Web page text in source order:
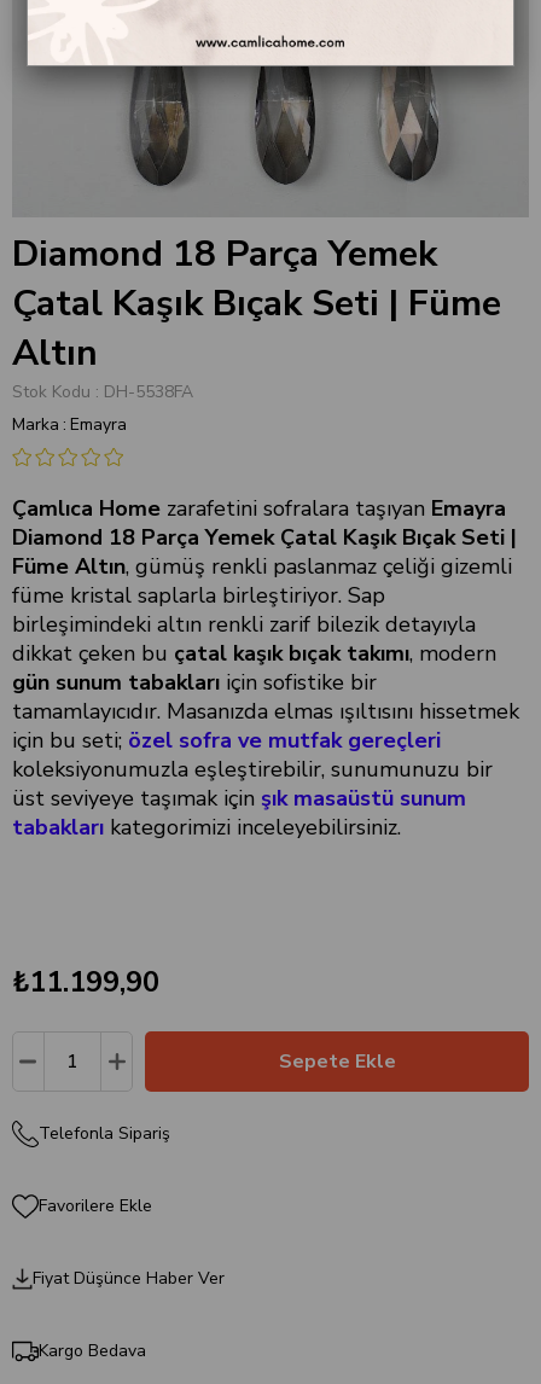
Diamond 18 Parça Yemek
Çatal Kaşık Bıçak Seti | Füme
Altın
Stok Kodu
DH-5538FA
Marka : Emayra
Çamlıca Home zarafetini sofralara taşıyan Emayra
Diamond 18 Parça Yemek Çatal Kaşık Bıçak Seti |
Füme Altın, gümüş renkli paslanmaz çeliği gizemli
füme kristal saplarla birleştiriyor. Sap
birleşimindeki altın renkli zarif bilezik detayıyla
dikkat çeken bu çatal kaşık bıçak takımı, modern
gün sunum tabakları için sofistike bir
tamamlayıcıdır. Masanızda elmas ışıltısını hissetmek
için bu seti; özel sofra ve mutfak gereçleri
koleksiyonumuzla eşleştirebilir, sunumunuzu bir
üst seviyeye taşımak için şık masaüstü sunum
tabakları kategorimizi inceleyebilirsiniz.
₺11.199,90
Telefonla Sipariş
Favorilere Ekle
Fiyat Düşünce Haber Ver
Kargo Bedava